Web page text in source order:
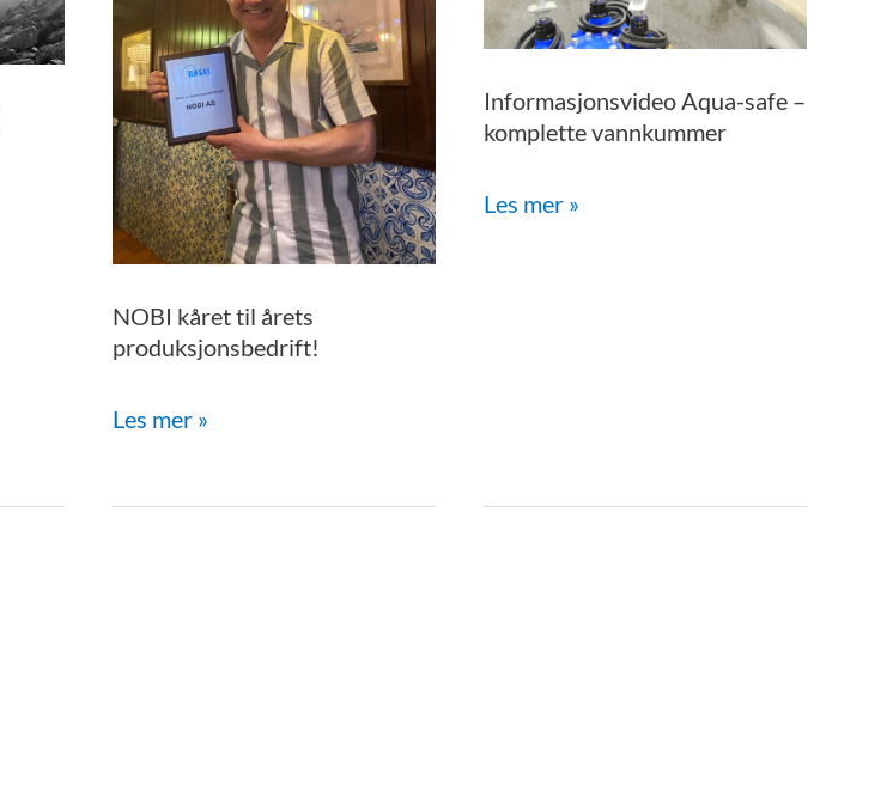
NOBI kåret til årets
produksjonsbedrift!
produksjonsbedrift!
Les mer »
Informasjonsvideo Aqua-safe –
komplette vannkummer
komplette
vannkummer
Les mer »